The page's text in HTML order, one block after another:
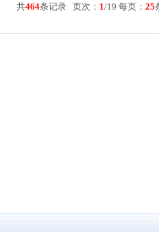
共464条记录 页次： 1/19 每页： 25